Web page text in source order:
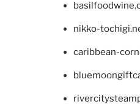
nikko-
caribbean-